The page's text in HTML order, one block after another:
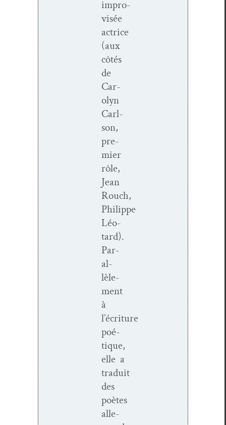
impro­
visée
actrice
(aux
côtés
de
Car­
olyn
Carl­
son,
pre­
mier
rôle,
Jean
Rouch,
Philippe
Léo­
tard).
Par­
al­
lèle­
ment
à
l’écriture
poé­
tique,
elle a
traduit
des
poètes
alle­